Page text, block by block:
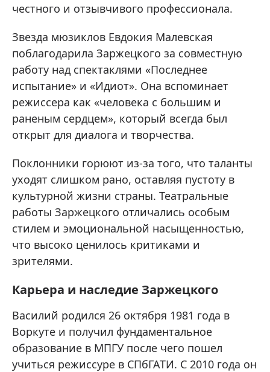
честного и отзывчивого профессионала.
Звезда мюзиклов Евдокия Малевская
поблагодарила Заржецкого за совместную
работу над спектаклями «Последнее
испытание» и «Идиот». Она вспоминает
режиссера как «человека с большим и
раненым сердцем», который всегда был
открыт для диалога и творчества.
Поклонники горюют из-за того, что таланты
уходят слишком рано, оставляя пустоту в
культурной жизни страны. Театральные
работы Заржецкого отличались особым
стилем и эмоциональной насыщенностью,
что высоко ценилось критиками и
зрителями.
Карьера и наследие Заржецкого
Василий родился 26 октября 1981 года в
Воркуте и получил фундаментальное
образование в МПГУ после чего пошел
учиться режиссуре в СПбГАТИ. С 2010 года он